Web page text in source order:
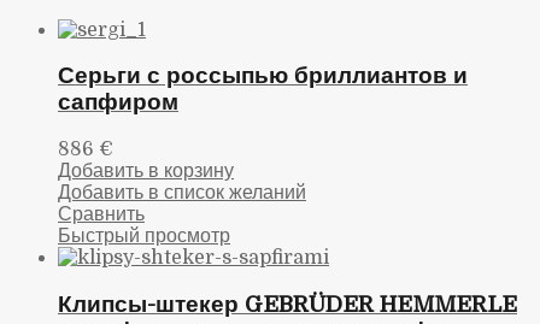
Серьги с россыпью бриллиантов и
сапфиром
886 €
Добавить в корзину
Добавить в список желаний
Сравнить
Быстрый просмотр
Клипсы-штекер GEBRÜDER HEMMERLE